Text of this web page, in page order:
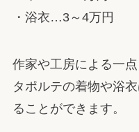
・浴衣…3～4万円
作家や工房による一
タポルテの着物や浴
ることができます。